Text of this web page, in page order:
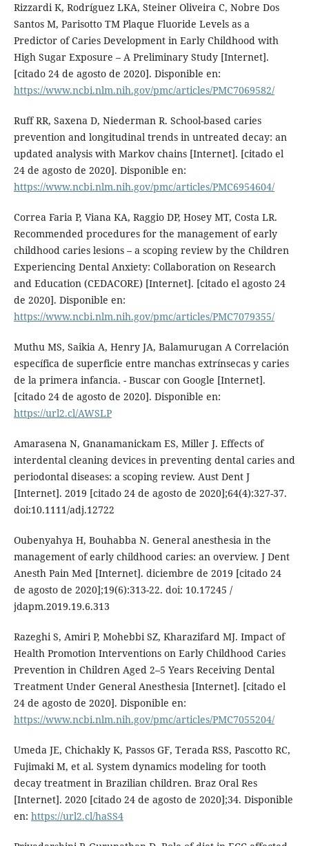
Rizzardi K, Rodríguez LKA, Steiner Oliveira C, Nobre Dos
Santos M, Parisotto TM Plaque Fluoride Levels as a
Predictor of Caries Development in Early Childhood with
High Sugar Exposure – A Preliminary Study [Internet].
[citado 24 de agosto de 2020]. Disponible en:
https://www.ncbi.nlm.nih.gov/pmc/articles/PMC7069582/
Ruff RR, Saxena D, Niederman R. School-based caries
prevention and longitudinal trends in untreated decay: an
updated analysis with Markov chains [Internet]. [citado el
24 de agosto de 2020]. Disponible en:
https://www.ncbi.nlm.nih.gov/pmc/articles/PMC6954604/
Correa Faria P, Viana KA, Raggio DP, Hosey MT, Costa LR.
Recommended procedures for the management of early
childhood caries lesions – a scoping review by the Children
Experiencing Dental Anxiety: Collaboration on Research
and Education (CEDACORE) [Internet]. [citado el agosto 24
de 2020]. Disponible en:
https://www.ncbi.nlm.nih.gov/pmc/articles/PMC7079355/
Muthu MS, Saikia A, Henry JA, Balamurugan A Correlación
específica de superficie entre manchas extrínsecas y caries
de la primera infancia. - Buscar con Google [Internet].
[citado 24 de agosto de 2020]. Disponible en:
https://url2.cl/AWSLP
Amarasena N, Gnanamanickam ES, Miller J. Effects of
interdental cleaning devices in preventing dental caries and
periodontal diseases: a scoping review. Aust Dent J
[Internet]. 2019 [citado 24 de agosto de 2020];64(4):327-37.
doi:10.1111/adj.12722
Oubenyahya H, Bouhabba N. General anesthesia in the
management of early childhood caries: an overview. J Dent
Anesth Pain Med [Internet]. diciembre de 2019 [citado 24
de agosto de 2020];19(6):313-22. doi: 10.17245 /
jdapm.2019.19.6.313
Razeghi S, Amiri P, Mohebbi SZ, Kharazifard MJ. Impact of
Health Promotion Interventions on Early Childhood Caries
Prevention in Children Aged 2–5 Years Receiving Dental
Treatment Under General Anesthesia [Internet]. [citado el
24 de agosto de 2020]. Disponible en:
https://www.ncbi.nlm.nih.gov/pmc/articles/PMC7055204/
Umeda JE, Chichakly K, Passos GF, Terada RSS, Pascotto RC,
Fujimaki M, et al. System dynamics modeling for tooth
decay treatment in Brazilian children. Braz Oral Res
[Internet]. 2020 [citado 24 de agosto de 2020];34. Disponible
en: https://url2.cl/haSS4